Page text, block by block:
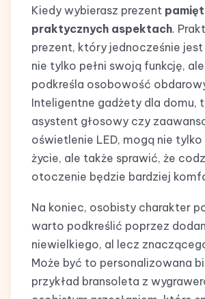
Kiedy wybierasz prezent
praktycznych aspektach.
prezent, który jednocześnie
nie tylko pełni swoją funkcję,
podkreśla osobowość
Inteligentne gadżety dla domu,
asystent głosowy czy
oświetlenie LED, mogą nie
życie, ale także sprawić, że
otoczenie będzie bardziej
Na koniec, osobisty charakter
warto podkreślić poprzez
niewielkiego, al lecz
Może być to personalizowana
przykład bransoleta z